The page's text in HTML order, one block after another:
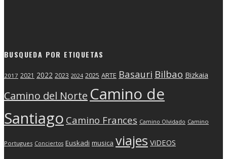
BUSQUEDA POR ETIQUETAS
2017 2021 2022 2023 2024 2025 ARTE Basauri Bilbao Bizkaia
Camino del Norte Camino de
Santiago Camino Frances Camino Olvidado Camino
Portugues Conciertos Euskadi musica viajes ViDEOS